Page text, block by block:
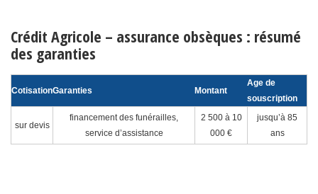
Crédit Agricole – assurance obsèques : résumé
des garanties
CotisationGaranties Montant
Age de
souscription
sur devis
financement des funérailles,
service d’assistance
2 500 à 10
000 €
jusqu’à 85
ans